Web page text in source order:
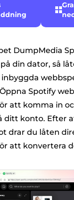
DumpMedia
din dator, så
inbyggda
Spotify
att komma in
ditt konto. Efter
drar du låten
att konvertera